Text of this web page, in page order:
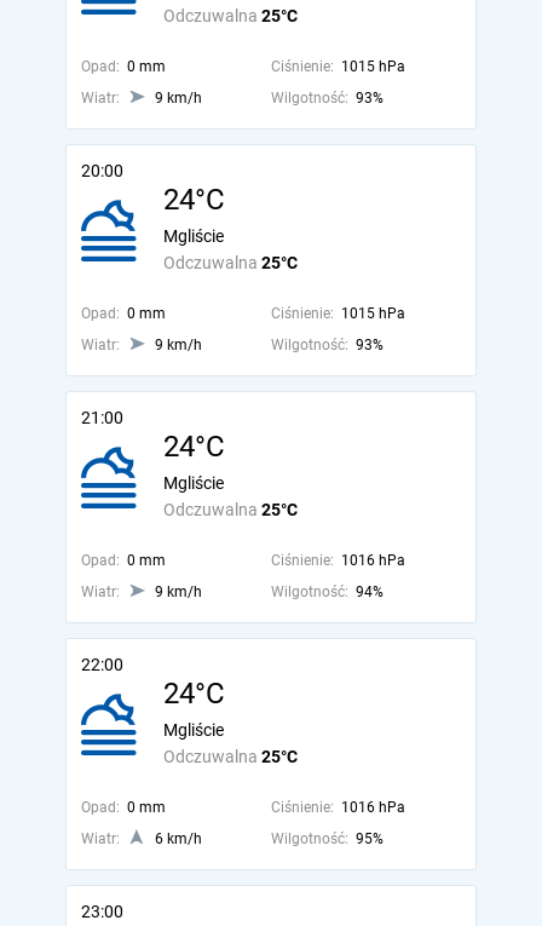
Odczuwalna 25°C
Opad: 0 mm Ciśnienie: 1015 hPa
Wiatr:
9 km/h Wilgotność: 93%
20:00
24°C
Odczuwalna 25°C
Mgliście
Opad: 0 mm Ciśnienie: 1015 hPa
Wiatr:
9 km/h Wilgotność: 93%
21:00
24°C
Odczuwalna 25°C
Mgliście
Opad: 0 mm Ciśnienie: 1016 hPa
Wiatr:
9 km/h Wilgotność: 94%
22:00
24°C
Odczuwalna 25°C
Mgliście
Opad: 0 mm Ciśnienie: 1016 hPa
Wiatr:
6 km/h Wilgotność: 95%
23:00